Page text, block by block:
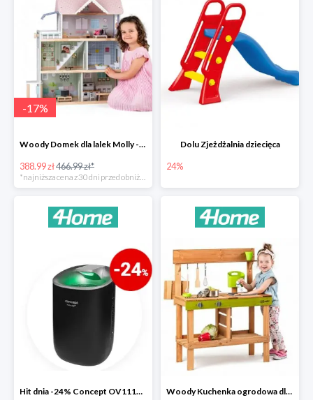
-17%
Woody Domek dla lalek Molly -78zł
388.99 zł466.99 zł*
Dolu Zjeżdżalnia dziecięca
24%
Hit dnia -24% Concept OV1110 osuszacz powietrza Perfect Air Woody Kuchenka ogrodowa dla dzieci Rosalie